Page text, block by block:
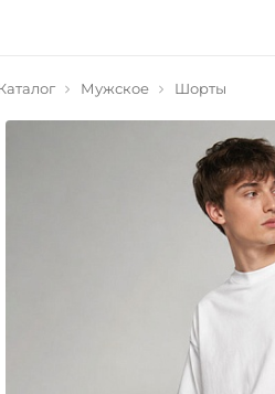
Мужское Шорты